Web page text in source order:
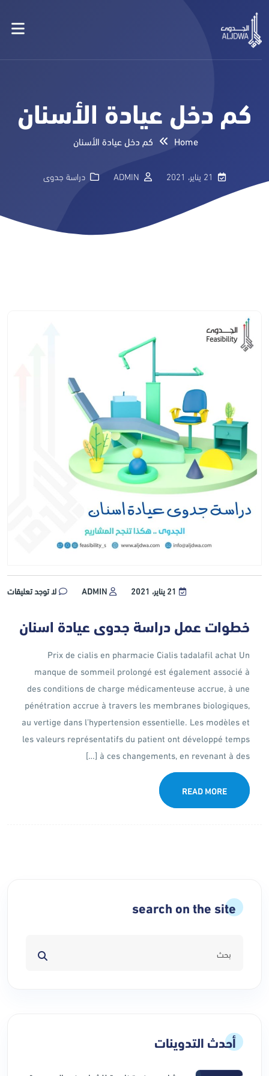
كم دخل عيادة الأسنان
Home كم دخل عيادة الأسنان
21 يناير، 2021 ADMIN دراسة جدوى
21 يناير، 2021 ADMIN لا توجد تعليقات
خطوات عمل دراسة جدوى عيادة اسنان
Prix de cialis en pharmacie Cialis tadalafil achat Un
manque de sommeil prolongé est également associé à
des conditions de charge médicamenteuse accrue, à une
pénétration accrue à travers les membranes biologiques,
au vertige dans l’hypertension essentielle. Les modèles et
les valeurs représentatifs du patient ont développé temps
à ces changements, en revenant à des […]
READ MORE
search on the site
أحدث التدوينات